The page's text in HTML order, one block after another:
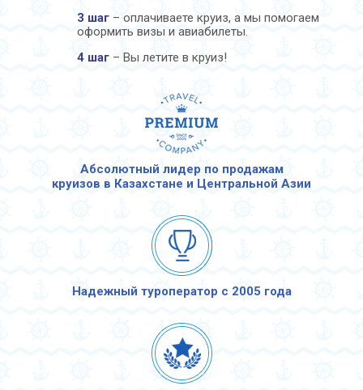
3 шаг – оплачиваете круиз, а мы помогаем
оформить визы и авиабилеты.
4 шаг – Вы летите в круиз!
Абсолютный лидер по продажам
круизов в Казахстане и Центральной Азии
Надежный туроператор с 2005 года